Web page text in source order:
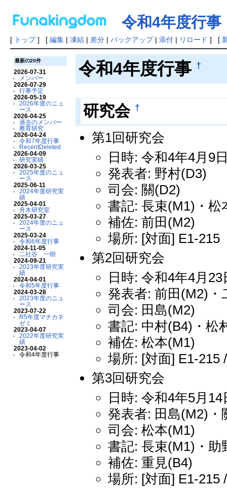
令和4年度行事
[ トップ] [ 編集| 凍結| 差分| バックアップ| 添付| リロード ] [
最新の20件
2026-07-31
メンバー
2026-07-29
行事予定
2026-05-19
2026年度のニュ
ース
2026-04-25
過去のメンバー
教育研究
2026-04-24
令和7年度行事
RecentDeleted
2026-04-09
研究実績
2026-03-25
2025年度のニュ
ース
2025-06-11
2024年度研究実
績
2025-04-01
舟木研究室
2025-03-27
2024年度のニュ
ース
2025-03-24
令和6年度行事
2024-11-05
二社谷 一樹
2024-09-21
2023年度研究実
績
2024-04-01
令和5年度行事
2024-03-28
2023年度のニュ
ース
2023-07-22
R5年度マチカネ
ゼミ
2023-04-07
2022年度研究実
績
2023-04-02
令和4年度行事
令和4年度行事 †
研究会 †
第1回研究会
日時: 令和4年4月9
発表者: 野村(D3)
司会: 關(D2)
書記: 長束(M1)・松
補佐: 前田(M2)
場所: [対面] E1-215
第2回研究会
日時: 令和4年4月
発表者: 前田(M2)・
司会: 田島(M2)
書記: 中村(B4)・松
補佐: 松本(M1)
場所: [対面] E1-215
第3回研究会
日時: 令和4年5月
発表者: 田島(M2)・
司会: 松本(M1)
書記: 長束(M1)・助
補佐: 重見(B4)
場所: [対面] E1-215